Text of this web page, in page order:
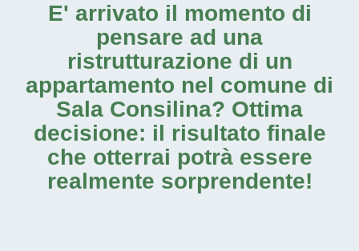
E' arrivato il momento di
pensare ad una
ristrutturazione di un
appartamento nel comune di
Sala Consilina? Ottima
decisione: il risultato finale
che otterrai potrà essere
realmente sorprendente!